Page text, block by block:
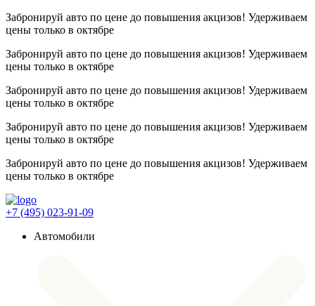
Забронируй авто по цене до повышения акцизов! Удерживаем
цены только в октябре
Забронируй авто по цене до повышения акцизов! Удерживаем
цены только в октябре
Забронируй авто по цене до повышения акцизов! Удерживаем
цены только в октябре
Забронируй авто по цене до повышения акцизов! Удерживаем
цены только в октябре
Забронируй авто по цене до повышения акцизов! Удерживаем
цены только в октябре
+7 (495) 023-91-09
Автомобили